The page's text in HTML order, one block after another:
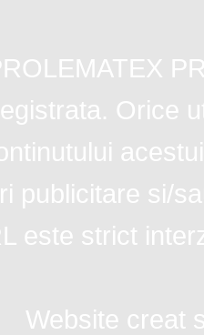
Orice
publicitare si/
este strict
Website creat